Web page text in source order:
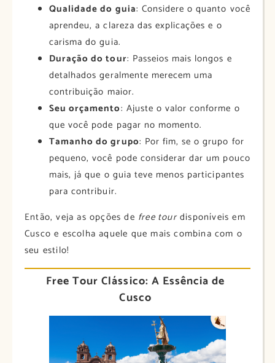
Qualidade do guia: Considere o quanto você
aprendeu, a clareza das explicações e o
carisma do guia.
Duração do tour: Passeios mais longos e
detalhados geralmente merecem uma
contribuição maior.
Seu orçamento: Ajuste o valor conforme o
que você pode pagar no momento.
Tamanho do grupo: Por fim, se o grupo for
pequeno, você pode considerar dar um pouco
mais, já que o guia teve menos participantes
para contribuir.
Então, veja as opções de free tourdisponíveis em
Cusco e escolha aquele que mais combina com o
seu estilo!
Free Tour Clássico: A Essência de
Cusco